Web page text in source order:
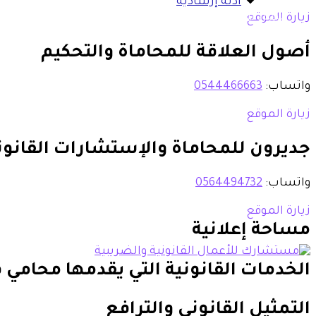
اتصل بنا
زيارة الموقع
أصول العلاقة للمحاماة والتحكيم
واتساب: 0544466663
زيارة الموقع
جديرون للمحاماة والإستشارات
واتساب: 0564494732
زيارة الموقع
مساحة إعلانية
الخدمات القانونية التي يقدمها
التمثيل القانوني والترافع